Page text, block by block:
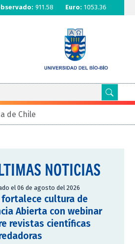
911.58 Euro: 1053.36
de Chile
NOTICIAS
el 06 de agosto del 2026
fortalece cultura de
Abierta con webinar
revistas científicas